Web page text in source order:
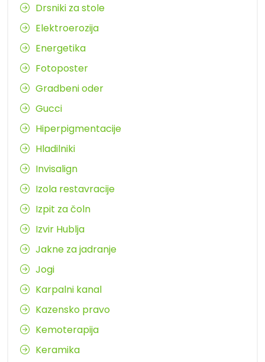
Drsniki za stole
Elektroerozija
Energetika
Fotoposter
Gradbeni oder
Gucci
Hiperpigmentacije
Hladilniki
Invisalign
Izola restavracije
Izpit za čoln
Izvir Hublja
Jakne za jadranje
Jogi
Karpalni kanal
Kazensko pravo
Kemoterapija
Keramika